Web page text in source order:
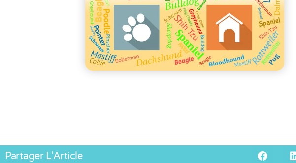
Partager L'Article